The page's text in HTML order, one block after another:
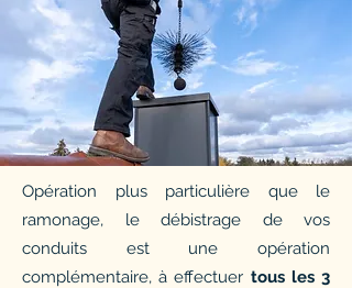
Opération plus particulière que le
ramonage, le débistrage de vos
conduits est une opération
complémentaire, à effectuer tous les 3